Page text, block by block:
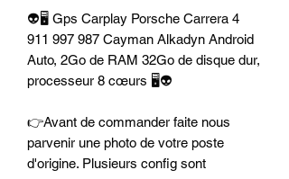
👽🖥️ Gps Carplay Porsche Carrera 4
911 997 987 Cayman Alkadyn Android
Auto, 2Go de RAM 32Go de disque dur,
processeur 8 cœurs 🖥️👽
👉Avant de commander faite nous
parvenir une photo de votre poste
d'origine. Plusieurs config sont